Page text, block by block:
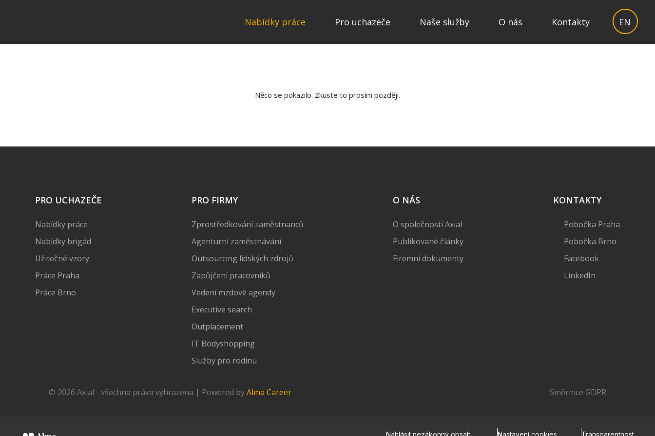
Nabídky práce Pro uchazeče Naše služby O nás Kontakty EN
Něco se pokazilo. Zkuste to prosím později.
PRO UCHAZEČE
Nabídky práce
Nabídky brigád
Užitečné vzory
Práce Praha
Práce Brno
PRO FIRMY
Zprostředkování zaměstnanců
Agenturní zaměstnávání
Outsourcing lidských zdrojů
Zapůjčení pracovníků
Vedení mzdové agendy
Executive search
Outplacement
IT Bodyshopping
Služby pro rodinu
O NÁS
O společnosti Axial
Publikované články
Firemní dokumenty
KONTAKTY
Pobočka Praha
Pobočka Brno
Facebook
LinkedIn
© 2026 Axial - všechna práva vyhrazena | Powered byAlma Career Směrnice GDPR
Nahlásit nezákonný obsah Nastavení cookies Transparentnost